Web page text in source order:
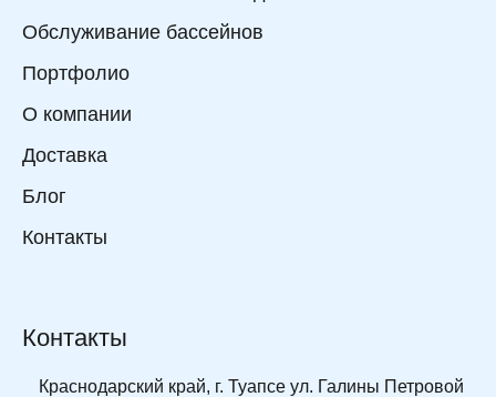
Обслуживание бассейнов
Портфолио
О компании
Доставка
Блог
Контакты
Контакты
Краснодарский край, г. Туапсе ул. Галины Петровой